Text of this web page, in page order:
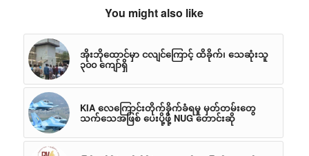
You might also like
အိုးဘိုထောင်မှာ ငလျင်ကြောင့် ထိခိုက်၊ သေဆုံးသူ
၃၀၀ ကျော်ရှိ
KIA လေကြောင်းတိုက်ခိုက်ခံရမှု မှတ်တမ်းတွေ
သက်သေအဖြစ် ပေးပို့ဖို့ NUG တောင်းဆို